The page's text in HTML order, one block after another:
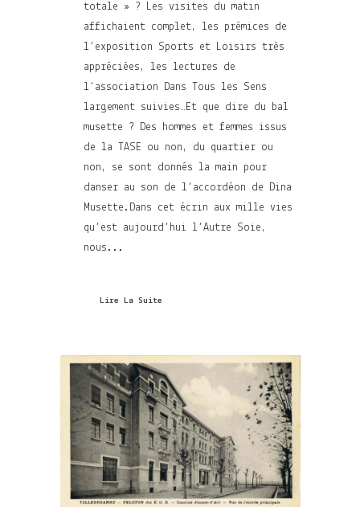
totale » ? Les visites du matin
affichaient complet, les prémices de
l’exposition Sports et Loisirs très
appréciées, les lectures de
l’association Dans Tous les Sens
largement suivies…Et que dire du bal
musette ? Des hommes et femmes issus
de la TASE ou non, du quartier ou
non, se sont donnés la main pour
danser au son de l’accordéon de Dina
Musette.Dans cet écrin aux mille vies
qu’est aujourd’hui l’Autre Soie,
nous...
Lire La Suite